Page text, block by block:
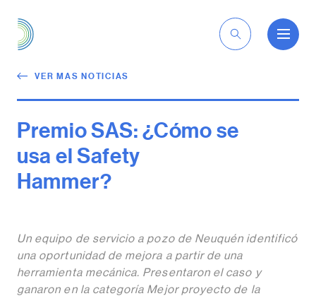
VER MAS NOTICIAS
Premio SAS: ¿Cómo se
usa el Safety
Hammer?
Un equipo de servicio a pozo de Neuquén identificó
una oportunidad de mejora a partir de una
herramienta mecánica. Presentaron el caso y
ganaron en la categoría Mejor proyecto de la